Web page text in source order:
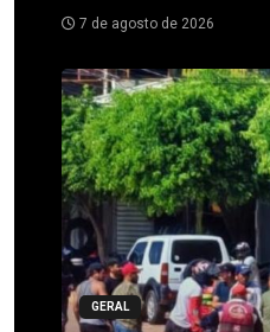
7 de agosto de 2026
GERAL